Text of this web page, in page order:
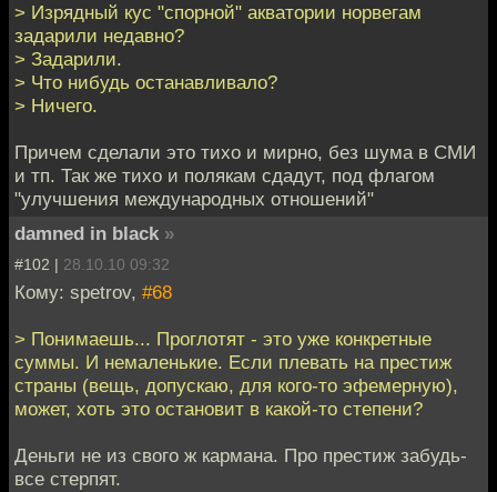
> Изрядный кус "спорной" акватории норвегам
задарили недавно?
> Задарили.
> Что нибудь останавливало?
> Ничего.
Причем сделали это тихо и мирно, без шума в СМИ
и тп. Так же тихо и полякам сдадут, под флагом
"улучшения международных отношений"
damned in black »
#102 | 28.10.10 09:32
Кому: spetrov, #68
> Понимаешь... Проглотят - это уже конкретные
суммы. И немаленькие. Если плевать на престиж
страны (вещь, допускаю, для кого-то эфемерную),
может, хоть это остановит в какой-то степени?
Деньги не из свого ж кармана. Про престиж забудь-
все стерпят.